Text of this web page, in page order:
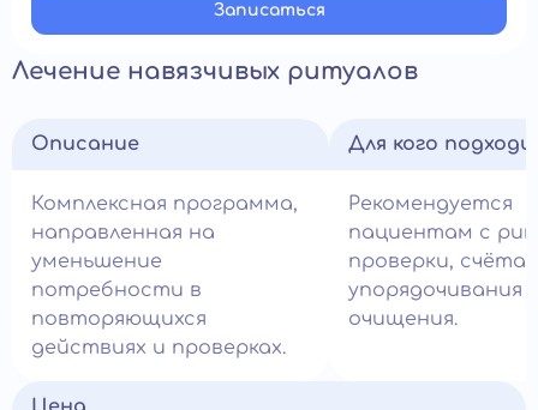
Записатьcя
Лечение навязчивых ритуалов
Описание
Комплексная программа,
направленная на
уменьшение
потребности в
повторяющихся
действиях и проверках.
Для кого
Рекомендуется
пациентам с
проверки, счёта,
упорядочивания
очищения.